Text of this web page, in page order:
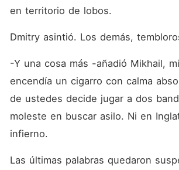
en territorio de lobos.
Dmitry asintió. Los demás,
-Y una cosa más -añadió Mikhail,
encendía un cigarro con calma
de ustedes decide jugar a dos
moleste en buscar asilo. Ni en
infierno.
Las últimas palabras quedaron